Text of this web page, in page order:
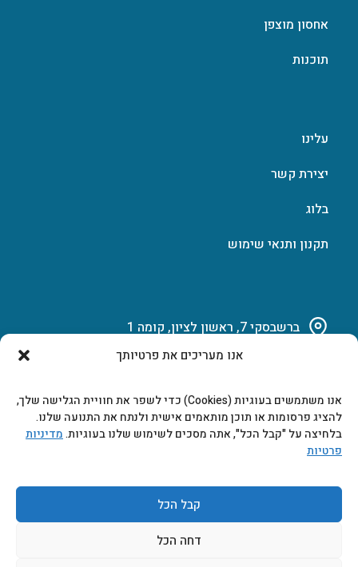
אנו מעריכים את פרטיותך
אנו משתמשים בעוגיות (Cookies) כדי לשפר את חוויית הגלישה שלך,
להציג פרסומות או תוכן מותאמים אישית ולנתח את התנועה שלנו.
בלחיצה על "קבל הכל", אתה מסכים לשימוש שלנו בעוגיות.מדיניות
פרטיות
קבל הכל
דחה הכל
אחסון מוצפן
תוכנות
עלינו
יצירת קשר
בלוג
תקנון ותנאי שימוש
ברשבסקי 7, ראשון לציון, קומה 1
marketing@b-tech.co.il